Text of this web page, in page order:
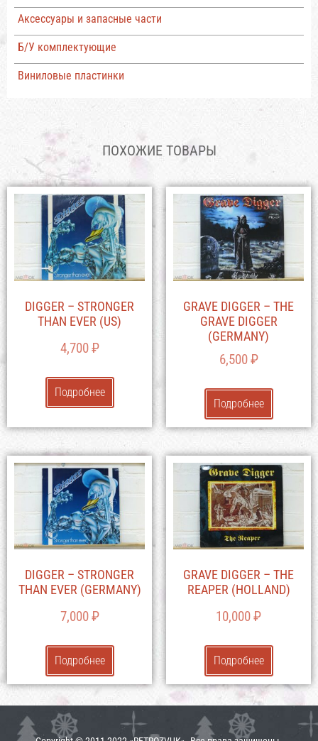
Аксессуары и запасные части
Б/У комплектующие
Виниловые пластинки
ПОХОЖИЕ ТОВАРЫ
DIGGER – STRONGER
THAN EVER (US)
4,700₽
Подробнее
GRAVE DIGGER – THE
GRAVE DIGGER
(GERMANY)
6,500₽
Подробнее
DIGGER – STRONGER
THAN EVER (GERMANY)
7,000₽
Подробнее
GRAVE DIGGER – THE
REAPER (HOLLAND)
10,000₽
Подробнее